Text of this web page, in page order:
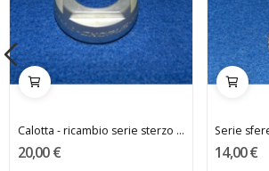
Calotta - ricambio serie sterzo - CHORUS...
20,00 €
Serie
14,00 €